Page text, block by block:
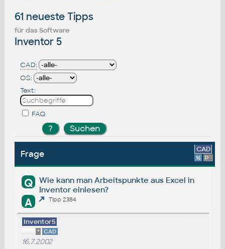
61 neueste Tipps
für das Software
Inventor 5
CAD:
OS:
Text:
FAQ
Frage CAD
% Platform
Q
Wie kann man Arbeitspunkte aus Excel in
Inventor einlesen?
A Tipp 2384
Inventor5
* CAD
16.7.2002